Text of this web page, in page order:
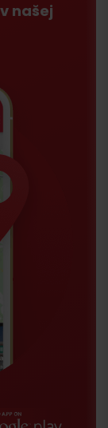
našej